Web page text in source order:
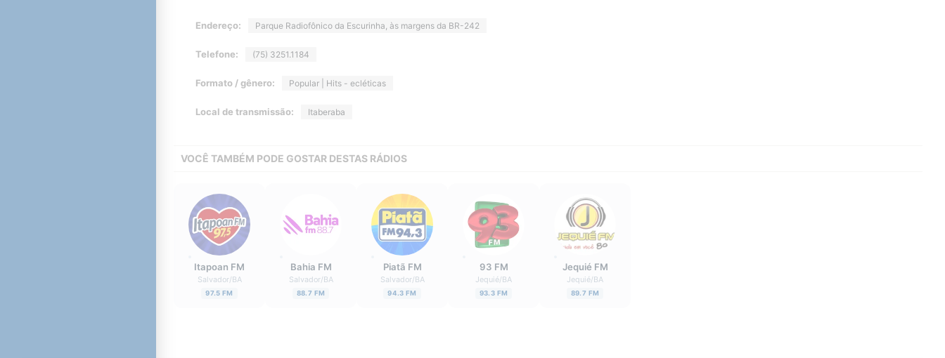
Endereço: Parque Radiofônico da Escurinha, às margens da BR-242
Telefone: (75) 3251.1184
Formato / gênero: Popular | Hits - ecléticas
Local de transmissão: Itaberaba
VOCÊ TAMBÉM PODE GOSTAR DESTAS RÁDIOS
Itapoan FM
Salvador/BA
97.5 FM
Bahia FM
Salvador/BA
88.7 FM
Piatã FM
Salvador/BA
94.3 FM
93 FM
Jequié/BA
93.3 FM
Jequié FM
Jequié/BA
89.7 FM